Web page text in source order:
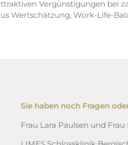
Vergünstigungen bei
Wertschätzung, Work-Life-
Sie haben noch Fragen
Frau Lara Paulsen und